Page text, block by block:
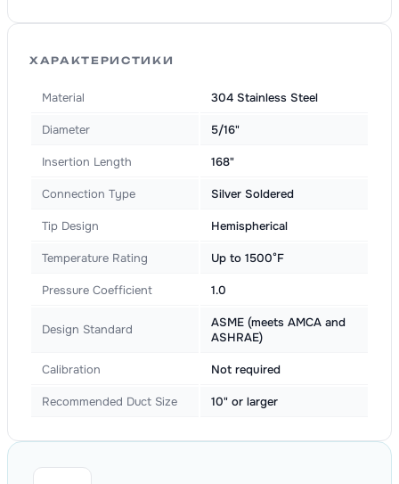
ХАРАКТЕРИСТИКИ
Material 304 Stainless Steel
Diameter 5/16"
Insertion Length 168"
Connection Type Silver Soldered
Tip Design Hemispherical
Temperature Rating Up to 1500°F
Pressure Coefficient 1.0
Design Standard
ASME (meets AMCA and
ASHRAE)
Calibration Not required
Recommended Duct Size 10" or larger